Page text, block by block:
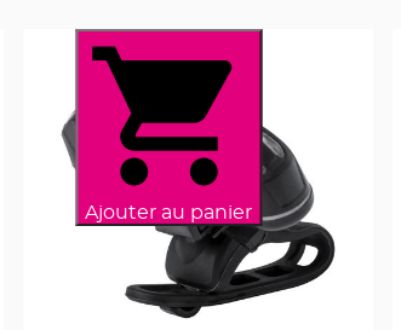
Ajouter au panier